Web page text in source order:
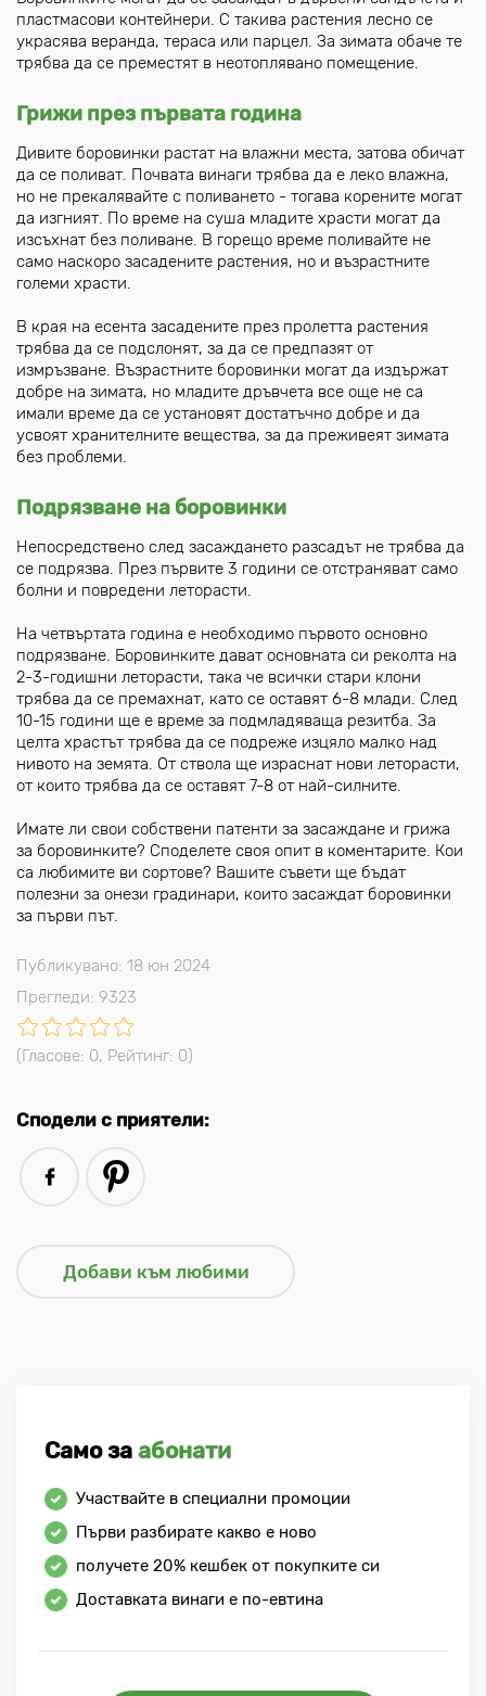
пластмасови контейнери. С такива растения лесно се
украсява веранда, тераса или парцел. За зимата обаче те
трябва да се преместят в неотоплявано помещение.
Грижи през първата година
Дивите боровинки растат на влажни места, затова обичат
да се поливат. Почвата винаги трябва да е леко влажна,
но не прекалявайте с поливането - тогава корените могат
да изгният. По време на суша младите храсти могат да
изсъхнат без поливане. В горещо време поливайте не
само наскоро засадените растения, но и възрастните
големи храсти.
В края на есента засадените през пролетта растения
трябва да се подслонят, за да се предпазят от
измръзване. Възрастните боровинки могат да издържат
добре на зимата, но младите дръвчета все още не са
имали време да се установят достатъчно добре и да
усвоят хранителните вещества, за да преживеят зимата
без проблеми.
Подрязване на боровинки
Непосредствено след засаждането разсадът не трябва да
се подрязва. През първите 3 години се отстраняват само
болни и повредени леторасти.
На четвъртата година е необходимо първото основно
подрязване. Боровинките дават основната си реколта на
2-3-годишни леторасти, така че всички стари клони
трябва да се премахнат, като се оставят 6-8 млади. След
10-15 години ще е време за подмладяваща резитба. За
целта храстът трябва да се подреже изцяло малко над
нивото на земята. От ствола ще израснат нови леторасти,
от които трябва да се оставят 7-8 от най-силните.
Имате ли свои собствени патенти за засаждане и грижа
за боровинките? Споделете своя опит в коментарите. Кои
са любимите ви сортове? Вашите съвети ще бъдат
полезни за онези градинари, които засаждат боровинки
за първи път.
Публикувано: 18 юн 2024
Прегледи: 9323
(Гласове: 0, Рейтинг: 0)
Сподели с приятели:
Само за абонати
Участвайте в специални промоции
Първи разбирате какво е ново
получете 20% кешбек от покупките си
Доставката винаги е по-евтина